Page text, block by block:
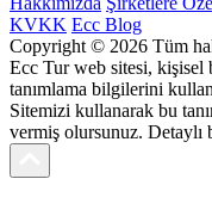
KVKK Ecc Blog
Copyright © 2026 Tüm
Ecc Tur web sitesi, kişisel
tanımlama bilgilerini
Sitemizi kullanarak bu
vermiş olursunuz. Detaylı